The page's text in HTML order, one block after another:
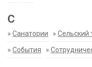
С
» Санатории » Сельский
» События »